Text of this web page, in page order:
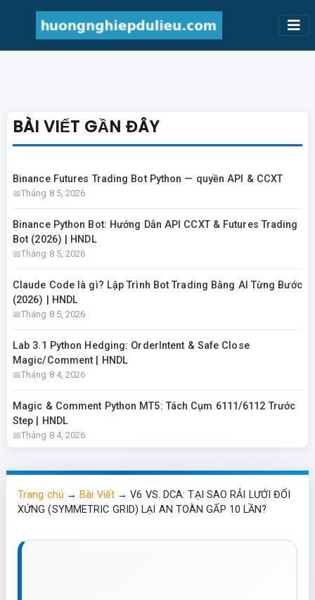
BÀI VIẾT GẦN ĐÂY
Binance Futures Trading Bot Python — quyền API & CCXT
Tháng 8 5, 2026
Binance Python Bot: Hướng Dẫn API CCXT & Futures Trading
Bot (2026) | HNDL
Tháng 8 5, 2026
Claude Code là gì? Lập Trình Bot Trading Bằng AI Từng Bước
(2026) | HNDL
Tháng 8 5, 2026
Lab 3.1 Python Hedging: OrderIntent & Safe Close
Magic/Comment | HNDL
Tháng 8 4, 2026
Magic & Comment Python MT5: Tách Cụm 6111/6112 Trước
Step | HNDL
Tháng 8 4, 2026
Trang chủ →Bài Viết→V6 VS. DCA: TẠI SAO RẢI LƯỚI ĐỐI
XỨNG (SYMMETRIC GRID) LẠI AN TOÀN GẤP 10 LẦN?